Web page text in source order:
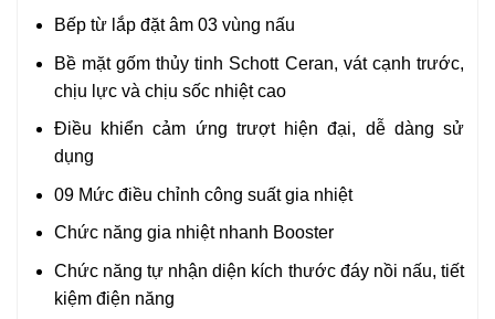
Bếp từ lắp đặt âm 03 vùng nấu
Bề mặt gốm thủy tinh Schott Ceran, vát cạnh trước,
chịu lực và chịu sốc nhiệt cao
Điều khiển cảm ứng trượt hiện đại, dễ dàng sử
dụng
09 Mức điều chỉnh công suất gia nhiệt
Chức năng gia nhiệt nhanh Booster
Chức năng tự nhận diện kích thước đáy nồi nấu, tiết
kiệm điện năng